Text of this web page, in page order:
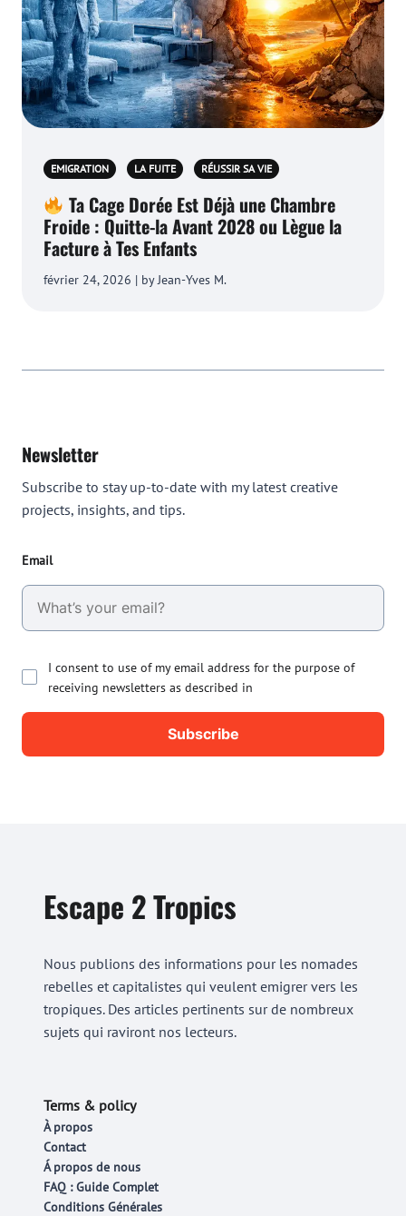
EMIGRATION LA FUITE RÉUSSIR SA VIE
Ta Cage Dorée Est Déjà une Chambre
Froide : Quitte-la Avant 2028 ou Lègue la
Facture à Tes Enfants
février 24, 2026 | by Jean-Yves M.
Newsletter
Subscribe to stay up-to-date with my latest creative
projects, insights, and tips.
Email
I consent to use of my email address for the purpose of
receiving newsletters as described in
Escape 2 Tropics
Nous publions des informations pour les nomades
rebelles et capitalistes qui veulent emigrer vers les
tropiques. Des articles pertinents sur de nombreux
sujets qui raviront nos lecteurs.
Terms & policy
À propos
Contact
Á propos de nous
FAQ : Guide Complet
Conditions Générales